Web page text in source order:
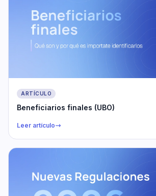
ARTÍCULO
Beneficiarios finales (UBO)
Leer artículo